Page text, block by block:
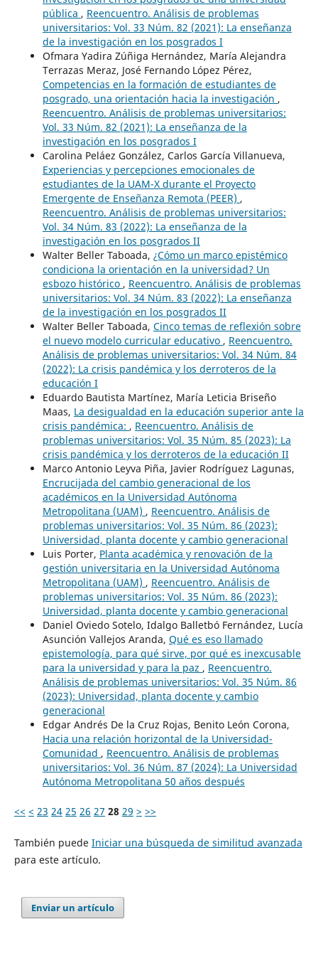
pública , Reencuentro. Análisis de problemas
universitarios: Vol. 33 Núm. 82 (2021): La enseñanza
de la investigación en los posgrados I
Ofmara Yadira Zúñiga Hernández, María Alejandra
Terrazas Meraz, José Fernando López Pérez,
Competencias en la formación de estudiantes de
posgrado, una orientación hacia la investigación ,
Reencuentro. Análisis de problemas universitarios:
Vol. 33 Núm. 82 (2021): La enseñanza de la
investigación en los posgrados I
Carolina Peláez González, Carlos García Villanueva,
Experiencias y percepciones emocionales de
estudiantes de la UAM-X durante el Proyecto
Emergente de Enseñanza Remota (PEER) ,
Reencuentro. Análisis de problemas universitarios:
Vol. 34 Núm. 83 (2022): La enseñanza de la
investigación en los posgrados II
Walter Beller Taboada, ¿Cómo un marco epistémico
condiciona la orientación en la universidad? Un
esbozo histórico , Reencuentro. Análisis de problemas
universitarios: Vol. 34 Núm. 83 (2022): La enseñanza
de la investigación en los posgrados II
Walter Beller Taboada, Cinco temas de reflexión sobre
el nuevo modelo curricular educativo , Reencuentro.
Análisis de problemas universitarios: Vol. 34 Núm. 84
(2022): La crisis pandémica y los derroteros de la
educación I
Eduardo Bautista Martínez, María Leticia Briseño
Maas, La desigualdad en la educación superior ante la
crisis pandémica: , Reencuentro. Análisis de
problemas universitarios: Vol. 35 Núm. 85 (2023): La
crisis pandémica y los derroteros de la educación II
Marco Antonio Leyva Piña, Javier Rodríguez Lagunas,
Encrucijada del cambio generacional de los
académicos en la Universidad Autónoma
Metropolitana (UAM) , Reencuentro. Análisis de
problemas universitarios: Vol. 35 Núm. 86 (2023):
Universidad, planta docente y cambio generacional
Luis Porter, Planta académica y renovación de la
gestión universitaria en la Universidad Autónoma
Metropolitana (UAM) , Reencuentro. Análisis de
problemas universitarios: Vol. 35 Núm. 86 (2023):
Universidad, planta docente y cambio generacional
Daniel Oviedo Sotelo, Idalgo Balletbó Fernández, Lucía
Asunción Vallejos Aranda, Qué es eso llamado
epistemología, para qué sirve, por qué es inexcusable
para la universidad y para la paz , Reencuentro.
Análisis de problemas universitarios: Vol. 35 Núm. 86
(2023): Universidad, planta docente y cambio
generacional
Edgar Andrés De la Cruz Rojas, Benito León Corona,
Hacia una relación horizontal de la Universidad-
Comunidad , Reencuentro. Análisis de problemas
universitarios: Vol. 36 Núm. 87 (2024): La Universidad
Autónoma Metropolitana 50 años después
<< < 23 24 25 26 27 28 29 > >>
También puede Iniciar una búsqueda de similitud avanzada
para este artículo.
Enviar un artículo